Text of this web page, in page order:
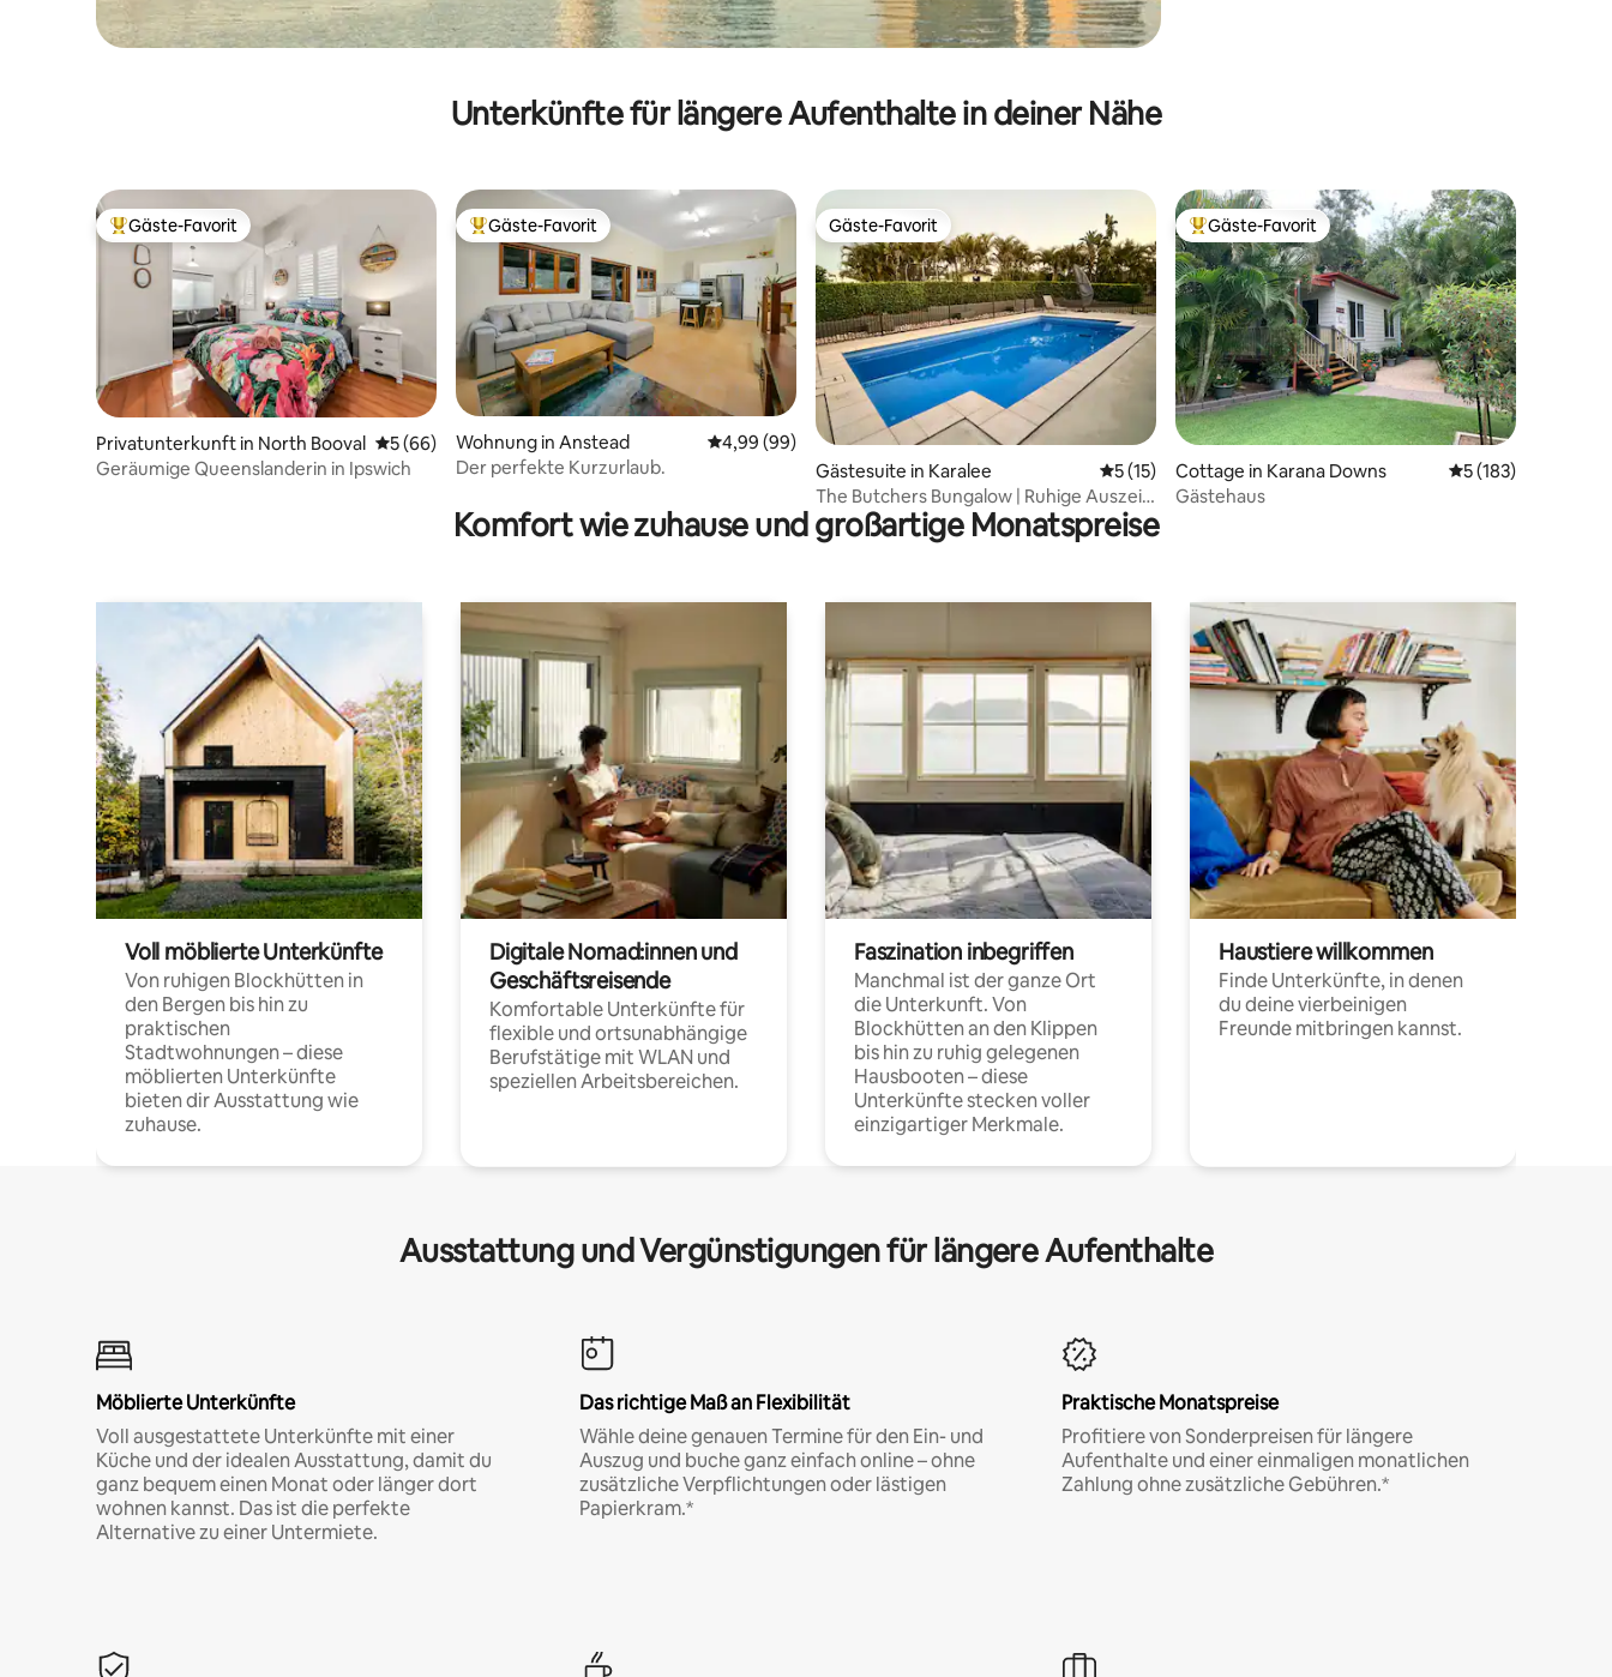
Unterkünfte für längere Aufenthalte in deiner Nähe
Beliebter Gäste-Favorit.
Gäste-Favorit
Privatunterkunft in North Booval Durchschnittliche Bewertung: 5 von 5, 66 Bewertungen
5 (66)
Geräumige Queenslanderin in Ipswich
Beliebter Gäste-Favorit.
Gäste-Favorit
Wohnung in Anstead Durchschnittliche Bewertung: 4,99 von 5, 99 Bewertungen
4,99 (99)
Der perfekte Kurzurlaub.
Gäste-Favorit
Gäste-Favorit
Gästesuite in Karalee Durchschnittliche Bewertung: 5 von 5, 15 Bewertungen
5 (15)
The Butchers Bungalow | Ruhige Auszeit
auf dem Land
Beliebter Gäste-Favorit.
Gäste-Favorit
Cottage in Karana Downs Durchschnittliche
5 (183)
Gästehaus
Komfort wie zuhause und großartige Monatspreise
Voll möblierte Unterkünfte
Von ruhigen Blockhütten in
den Bergen bis hin zu
praktischen
Stadtwohnungen – diese
möblierten Unterkünfte
bieten dir Ausstattung wie
zuhause.
Digitale Nomad:innen und
Geschäftsreisende
Komfortable Unterkünfte für
flexible und ortsunabhängige
Berufstätige mit WLAN und
speziellen Arbeitsbereichen.
Faszination inbegriffen
Manchmal ist der ganze Ort
die Unterkunft. Von
Blockhütten an den Klippen
bis hin zu ruhig gelegenen
Hausbooten – diese
Unterkünfte stecken voller
einzigartiger Merkmale.
Haustiere willkommen
Finde Unterkünfte, in denen
du deine vierbeinigen
Freunde mitbringen kannst.
Ausstattung und Vergünstigungen für längere Aufenthalte
Möblierte Unterkünfte
Voll ausgestattete Unterkünfte mit einer
Küche und der idealen Ausstattung, damit du
ganz bequem einen Monat oder länger dort
wohnen kannst. Das ist die perfekte
Alternative zu einer Untermiete.
Das richtige Maß an Flexibilität
Wähle deine genauen Termine für den Ein- und
Auszug und buche ganz einfach online – ohne
zusätzliche Verpflichtungen oder lästigen
Papierkram.*
Praktische Monatspreise
Profitiere von Sonderpreisen für längere
Aufenthalte und einer einmaligen monatlichen
Zahlung ohne zusätzliche Gebühren.*